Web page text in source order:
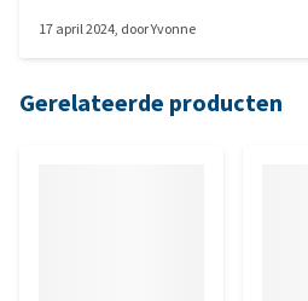
17 april 2024, doorYvonne
Gerelateerde producten